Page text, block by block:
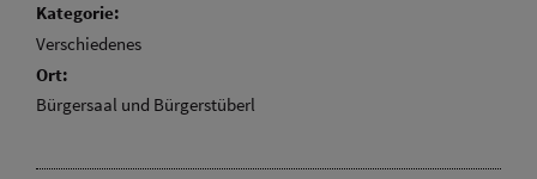
Kategorie:
Verschiedenes
Ort:
Bürgersaal und Bürgerstüberl